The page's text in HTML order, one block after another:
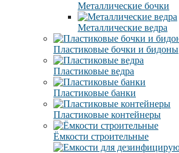
Металлические бочки
Металлические ведра
Пластиковые бочки и бидоны
Пластиковые ведра
Пластиковые банки
Пластиковые контейнеры
Ёмкости строительные